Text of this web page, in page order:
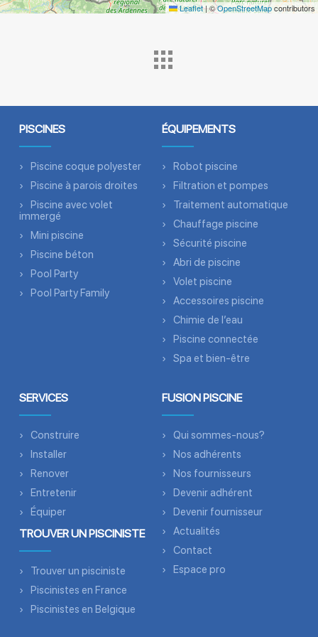
Leaflet|©OpenStreetMapcontributors
PISCINES
Piscine coque polyester
Piscine à parois droites
Piscine avec volet
immergé
Mini piscine
Piscine béton
Pool Party
Pool Party Family
ÉQUIPEMENTS
Robot piscine
Filtration et pompes
Traitement automatique
Chauffage piscine
Sécurité piscine
Abri de piscine
Volet piscine
Accessoires piscine
Chimie de l’eau
Piscine connectée
Spa et bien-être
SERVICES
Construire
Installer
Renover
Entretenir
Équiper
TROUVER UN PISCINISTE
Trouver un pisciniste
Piscinistes en France
Piscinistes en Belgique
FUSION PISCINE
Qui sommes-nous?
Nos adhérents
Nos fournisseurs
Devenir adhérent
Devenir fournisseur
Actualités
Contact
Espace pro